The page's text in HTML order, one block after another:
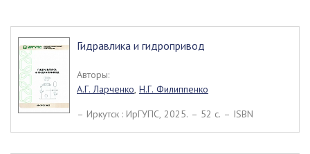
Гидравлика и гидропривод
Авторы:
А.Г. Ларченко, Н.Г. Филиппенко
– Иркутск : ИрГУПС, 2025. – 52 c. – ISBN